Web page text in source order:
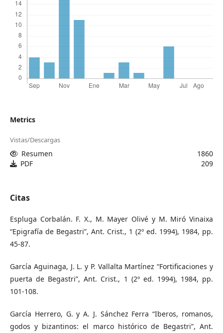
Metrics
Vistas/Descargas
Resumen
1860
PDF
209
Citas
Espluga Corbalán. F. X., M. Mayer Olivé y M. Miró Vinaixa
“Epigrafía de Begastri”, Ant. Crist., 1 (2º ed. 1994), 1984, pp.
45-87.
García Aguinaga, J. L. y P. Vallalta Martínez “Fortificaciones y
puerta de Begastri”, Ant. Crist., 1 (2º ed. 1994), 1984, pp.
101-108.
García Herrero, G. y A. J. Sánchez Ferra “Iberos, romanos,
godos y bizantinos: el marco histórico de Begastri”, Ant.